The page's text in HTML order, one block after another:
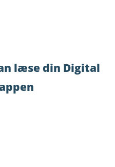
læse din Digital